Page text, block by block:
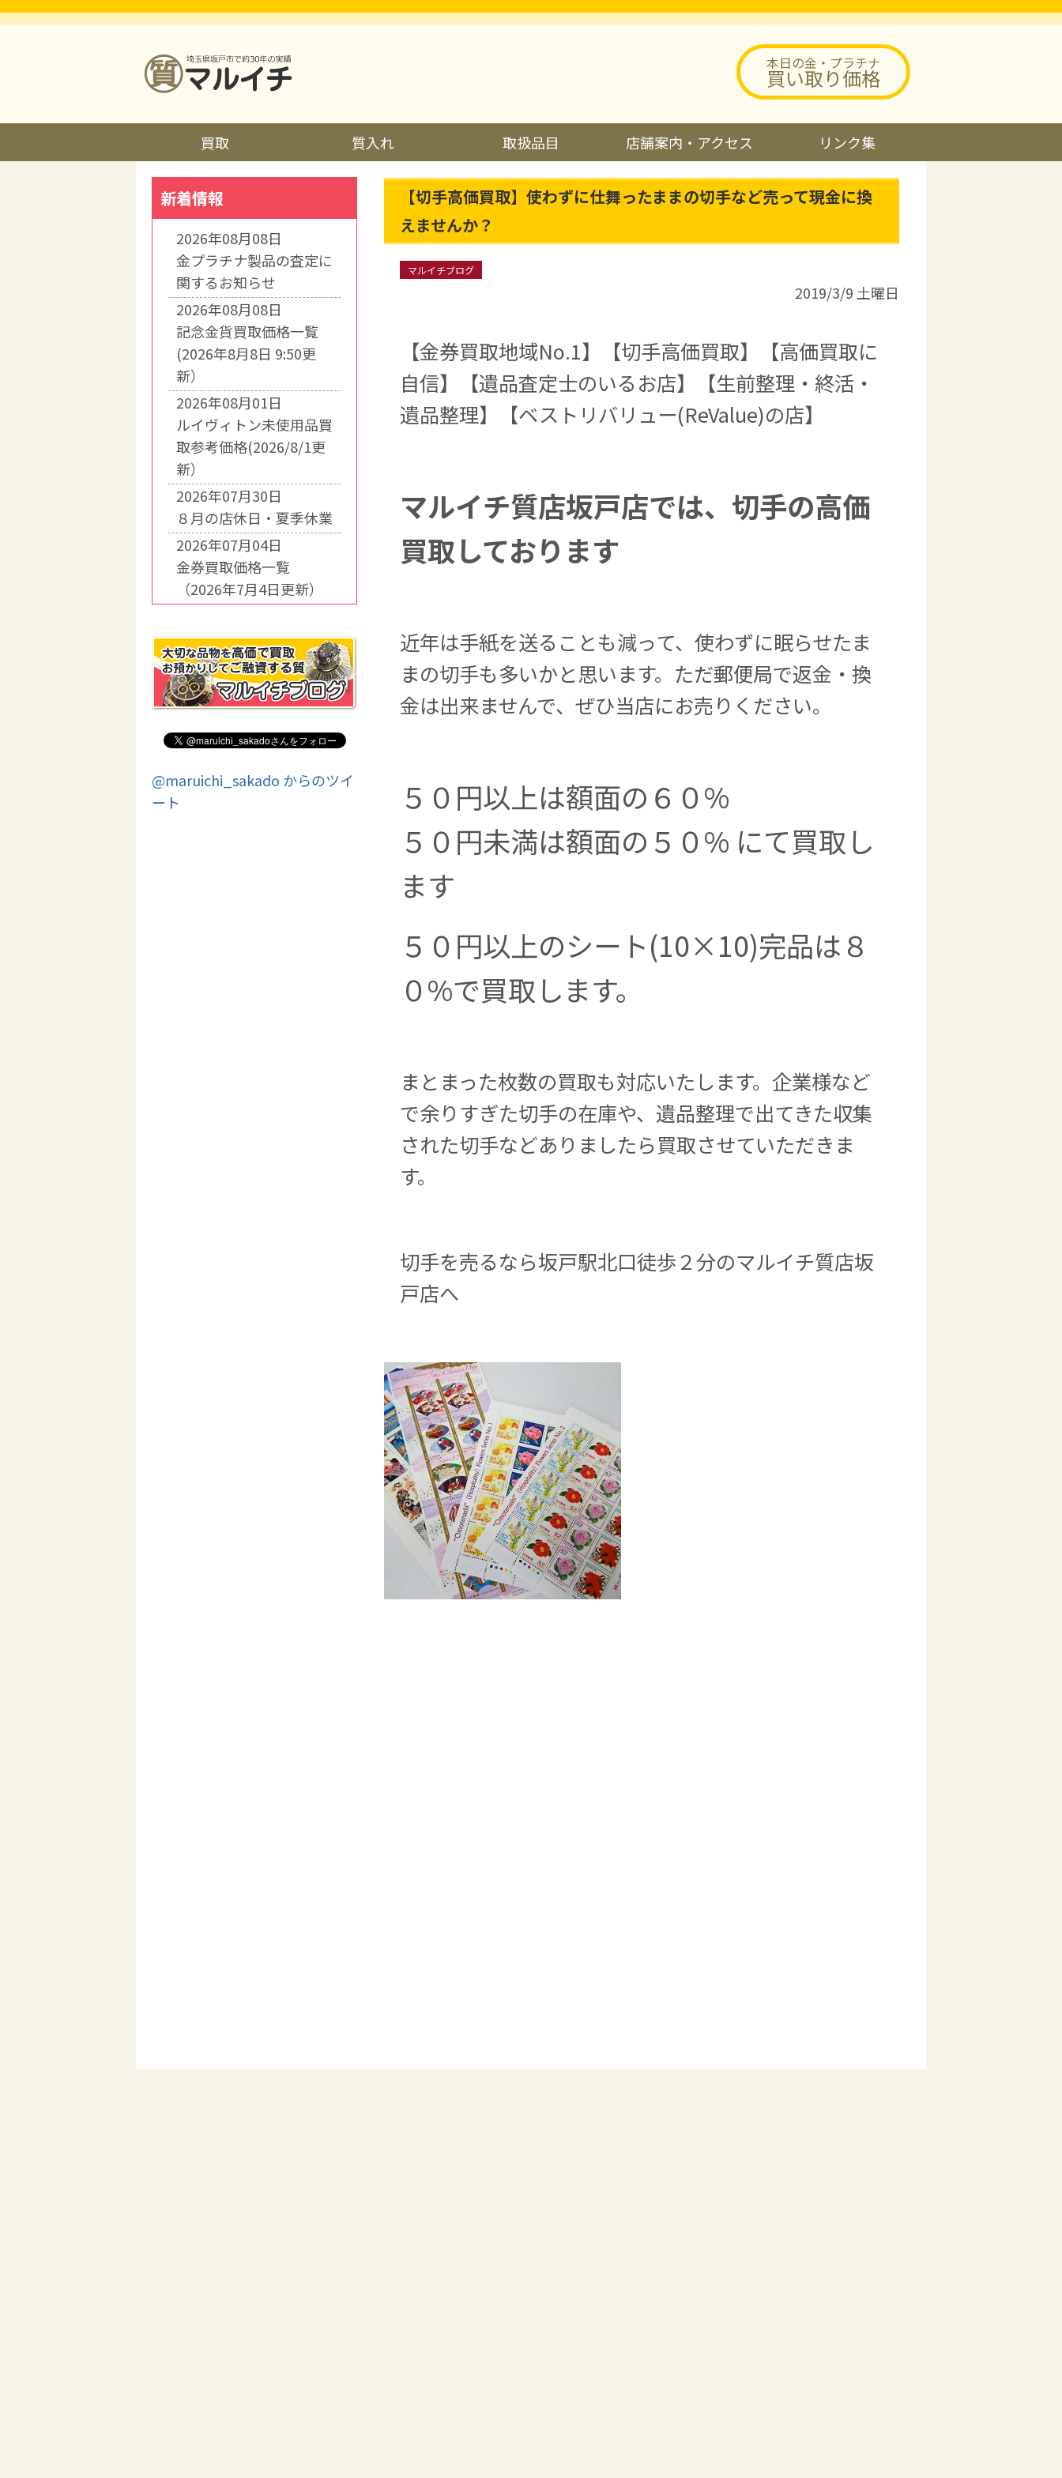
本日の金・プラチナ
買い取り価格
買取 質入れ 取扱品目 店舗案内・アクセス リンク集
【切手高価買取】使わずに仕舞ったままの切手など売って現金に換
えませんか？
マルイチブログ
2019/3/9 土曜日
【金券買取地域No.1】【切手高価買取】【高価買取に
自信】【遺品査定士のいるお店】【生前整理・終活・
遺品整理】【ベストリバリュー(ReValue)の店】
マルイチ質店坂戸店では、切手の高価
買取しております
近年は手紙を送ることも減って、使わずに眠らせたま
まの切手も多いかと思います。ただ郵便局で返金・換
金は出来ませんで、ぜひ当店にお売りください。
５０円以上は額面の６０%
５０円未満は額面の５０% にて買取し
ます
５０円以上のシート(10×10)完品は８
０%で買取します。
まとまった枚数の買取も対応いたします。企業様など
で余りすぎた切手の在庫や、遺品整理で出てきた収集
された切手などありましたら買取させていただきま
す。
切手を売るなら坂戸駅北口徒歩２分のマルイチ質店坂
戸店へ
新着情報
2026年08月08日
金プラチナ製品の査定に
関するお知らせ
2026年08月08日
記念金貨買取価格一覧
(2026年8月8日 9:50更
新）
2026年08月01日
ルイヴィトン未使用品買
取参考価格(2026/8/1更
新）
2026年07月30日
８月の店休日・夏季休業
2026年07月04日
金券買取価格一覧
（2026年7月4日更新）
@maruichi_sakado からのツイ
ート